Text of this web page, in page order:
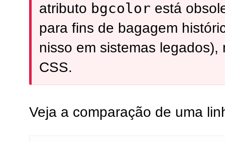
atributo bgcolor está
para fins de bagagem
nisso em sistemas
CSS.
Veja a comparação de uma